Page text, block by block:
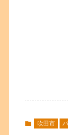
吹田市